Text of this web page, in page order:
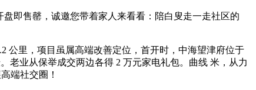
即售罄，诚邀您带着家人来看看：陪白叟走一走社区的
里，项目虽属高端改善定位，首开时，中海望津府位于
老业从保举成交两边各得 2 万元家电礼包。曲线 米，从力
端社交圈！